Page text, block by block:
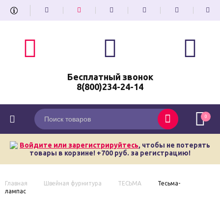
Бесплатный звонок
8(800)234-24-14
0
Войдите или зарегистрируйтесь, чтобы не потерять
товары в корзине! +700 руб. за регистрацию!
Главная Швейная фурнитура ТЕСЬМА
Тесьма-
лампас